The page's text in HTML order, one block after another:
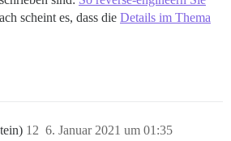
scheint es, dass die Details im Thema
6. Januar 2021 um 01:35
12